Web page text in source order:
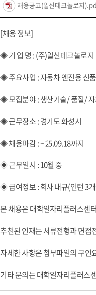
채용공고(일신테크놀로지
[채용 정보]
◈ 기 업 명 : (주)일신테크놀로지
◈ 주요사업 : 자동차 엔진용 신
◈ 모집분야 : 생산기술/ 품질/ 자
◈ 근무장소 : 경기도 화성시
◈ 채용마감 : ~ 25.09.18까지
◈ 근무일시 : 10월 중
◈ 급여정보 : 회사 내규(인턴 3
본 채용은 대학일자리플러스센
추천된 인재는 서류전형과 면접
자세한 사항은 첨부파일의 구인
기타 문의는 대학일자리플러스